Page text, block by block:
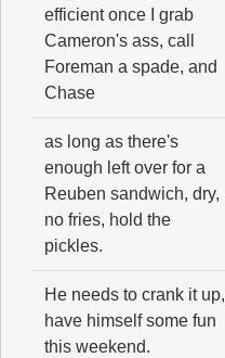
efficient once I grab
Cameron's ass, call
Foreman a spade, and
Chase
as long as there's
enough left over for a
Reuben sandwich, dry,
no fries, hold the
pickles.
He needs to crank it up,
have himself some fun
this weekend.